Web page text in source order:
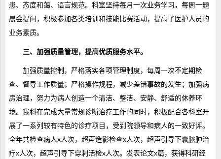
患、态度和蔼、语言规范。科室坚持每月一次业务学习，每周一题
晨会提问，积极参加各类培训和技能比赛活动，提高了医护人员的
业务素质。
三、加强质量管理，提高优质服务水平。
加强质量控制，严格落实各项管理制度，每周一次不定期检
查、督导工作质量；严格操作规程，减少差错事故的发生；加强病
房治理，努力为病人创造一个清洁、整洁、安静、舒适的休养环
境。我科在完成大量常规诊断治疗工作的同时，积极配合各科室开
展了一系列较有特色的诊疗项目，受到院领导和病人的一致好评。
全年共检查病人x人次，超声造影检查x人次，超声引导下囊脓肿治
疗x人次，超声引导下穿刺活检x人次。发表论文x篇，获得科研经